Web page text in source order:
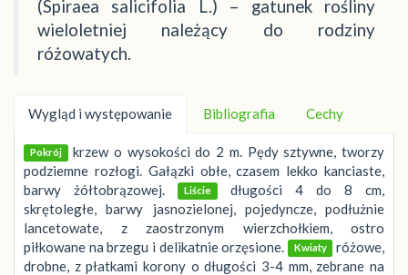
(Spiraea salicifolia L.) – gatunek rośliny
wieloletniej należący do rodziny
różowatych.
Wygląd i występowanie Bibliografia Cechy
Pokrój krzew o wysokości do 2 m. Pędy sztywne, tworzy
podziemne rozłogi. Gałązki obłe, czasem lekko kanciaste,
barwy żółtobrązowej.
Liście długości 4 do 8 cm,
skrętoległe, barwy jasnozielonej, pojedyncze, podłużnie
lancetowate, z zaostrzonym wierzchołkiem, ostro
piłkowane na brzegu i delikatnie orzęsione.
Kwiaty
różowe,
drobne, z płatkami korony o długości 3-4 mm, zebrane na